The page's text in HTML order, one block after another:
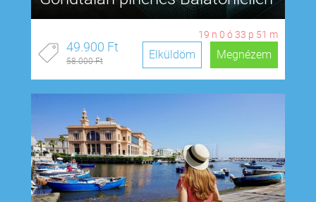
19 n 0 ó33 p 50 m
49.900 Ft
58.000 Ft Megnézem
Elküldöm